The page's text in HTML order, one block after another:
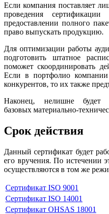
Если компания поставляет
проведения сертификации
предоставлении полного
право выпускать продукцию.
Для оптимизации работы
подготовить штатное
поможет скоординировать
Если в портфолио
конкурентов, то их также
Наконец, нелишне будет
базовых материально-
Срок действия
Данный сертификат будет
его вручения. По истечении
осуществляются в том же
Сертификат ISO 9001
Сертификат ISO 14001
Сертификат OHSAS 18001